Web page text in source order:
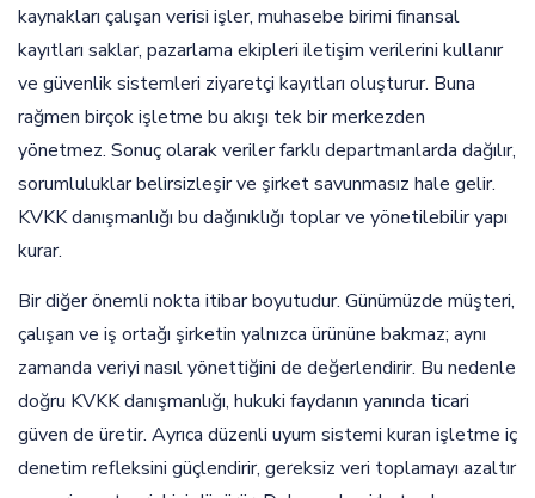
kaynakları çalışan verisi işler, muhasebe birimi finansal
kayıtları saklar, pazarlama ekipleri iletişim verilerini kullanır
ve güvenlik sistemleri ziyaretçi kayıtları oluşturur. Buna
rağmen birçok işletme bu akışı tek bir merkezden
yönetmez. Sonuç olarak veriler farklı departmanlarda dağılır,
sorumluluklar belirsizleşir ve şirket savunmasız hale gelir.
KVKK danışmanlığı bu dağınıklığı toplar ve yönetilebilir yapı
kurar.
Bir diğer önemli nokta itibar boyutudur. Günümüzde müşteri,
çalışan ve iş ortağı şirketin yalnızca ürününe bakmaz; aynı
zamanda veriyi nasıl yönettiğini de değerlendirir. Bu nedenle
doğru KVKK danışmanlığı, hukuki faydanın yanında ticari
güven de üretir. Ayrıca düzenli uyum sistemi kuran işletme iç
denetim refleksini güçlendirir, gereksiz veri toplamayı azaltır